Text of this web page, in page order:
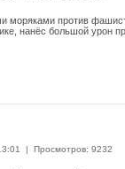
моряками против
нанёс большой урон
| Просмотров: 9232